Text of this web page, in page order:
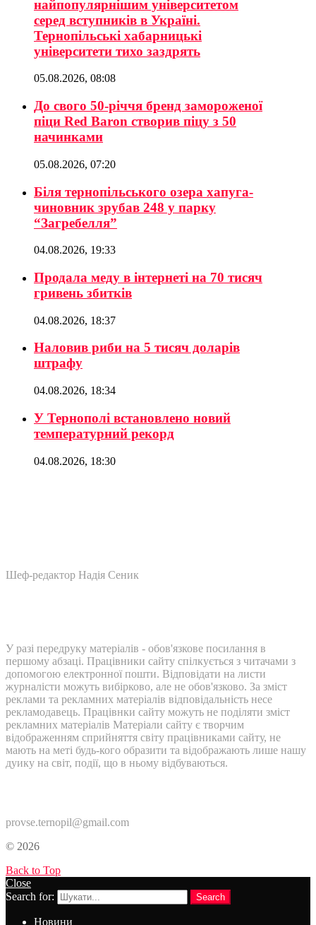
найпопулярнішим університетом
серед вступників в Україні.
Тернопільські хабарницькі
університети тихо заздрять
05.08.2026, 08:08
До свого 50-річчя бренд замороженої
піци Red Baron створив піцу з 50
начинками
05.08.2026, 07:20
Біля тернопільського озера хапуга-
чиновник зрубав 248 у парку
“Загребелля”
04.08.2026, 19:33
Продала меду в інтернеті на 70 тисяч
гривень збитків
04.08.2026, 18:37
Наловив риби на 5 тисяч доларів
штрафу
04.08.2026, 18:34
У Тернополі встановлено новий
температурний рекорд
04.08.2026, 18:30
Шеф-редактор Надія Сеник
У разі передруку матеріалів - обов'язкове посилання в
першому абзаці. Працівники сайту спілкується з читачами з
допомогою електронної пошти. Відповідати на листи
журналісти можуть вибірково, але не обов'язково. За зміст
реклами та рекламних матеріалів відповідальність несе
рекламодавець. Працівнки сайту можуть не поділяти зміст
рекламних матеріалів Матеріали сайту є творчим
відображенням сприйняття світу працівниками сайту, не
мають на меті будь-кого образити та відображають лише нашу
дуику на світ, події, що в ньому відбуваються.
provse.ternopil@gmail.com
© 2026
Back to Top
Close
Search for:
Search
Новини